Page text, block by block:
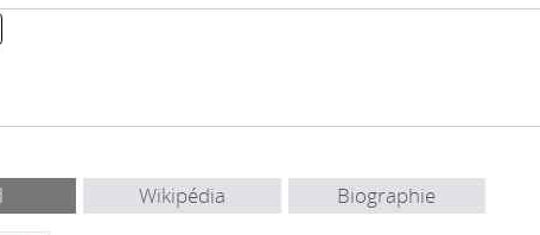
Wikipédia Biographie